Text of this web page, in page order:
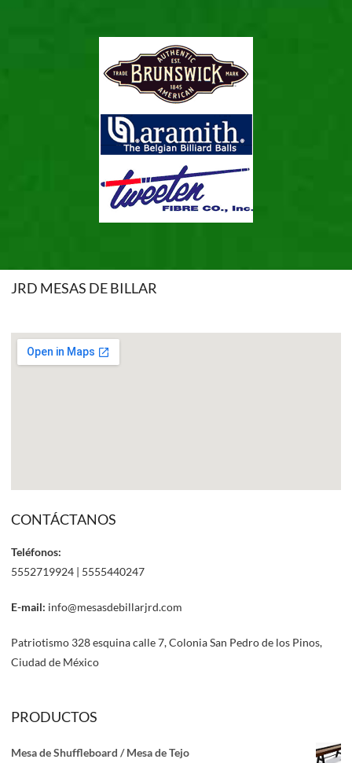
JRD MESAS DE BILLAR
CONTÁCTANOS
Teléfonos:
5552719924 | 5555440247
E-mail: info@mesasdebillarjrd.com
Patriotismo 328 esquina calle 7, Colonia San Pedro de los Pinos,
Ciudad de México
PRODUCTOS
Mesa de Shuffleboard / Mesa de Tejo